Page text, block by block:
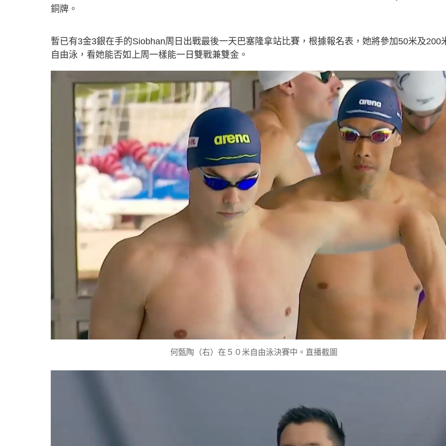
銅牌。
暫已有3金3銀在手的Siobhan周日出戰最後一天巴塞隆拿站比賽，根據報名表，她將參加50米及200
自由泳，看她能否如上周一樣能一日雙戰兼雙金。
何甄陶（右）在５０米自由泳決賽中。直播截圖